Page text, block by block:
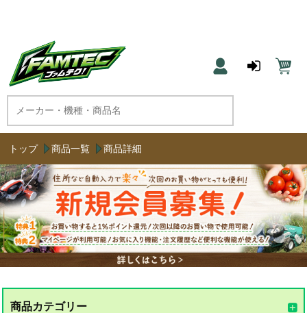
トップ 商品一覧 商品詳細
商品カテゴリー